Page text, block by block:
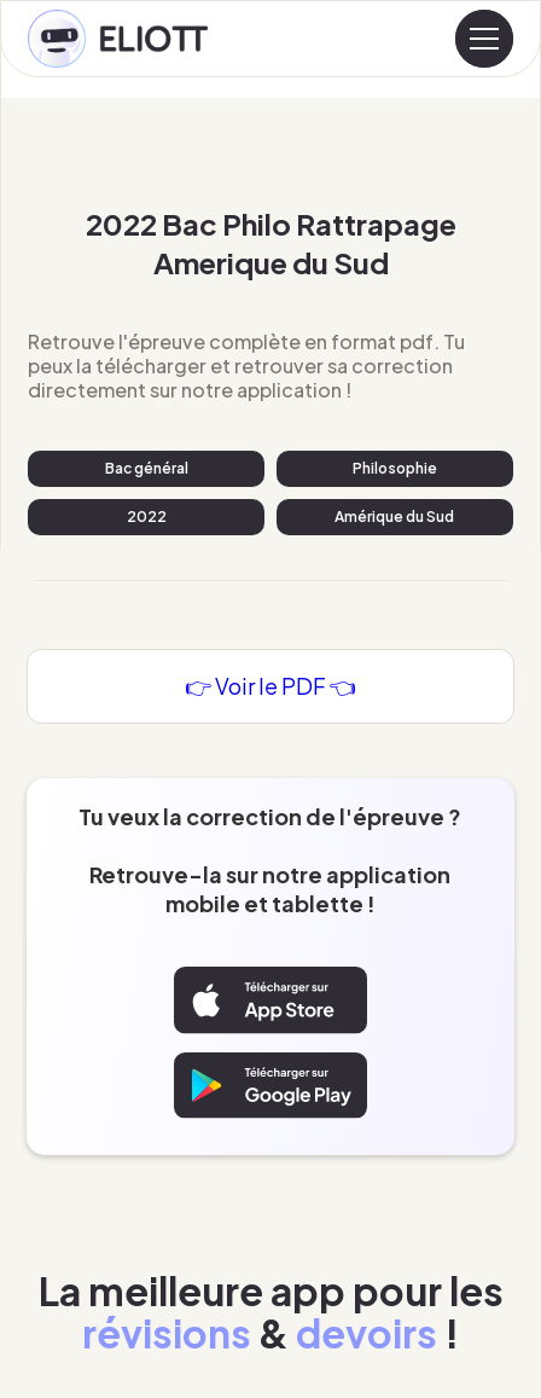
2022 Bac Philo Rattrapage
Amerique du Sud
Retrouve l'épreuve complète en format pdf. Tu
peux la télécharger et retrouver sa correction
directement sur notre application !
Bac général Philosophie
2022 Amérique du Sud
👉 Voir le PDF 👈
Tu veux la correction de l'épreuve ?
Retrouve-la sur notre application
mobile et tablette !
La meilleure app pour les
révisions & devoirs !